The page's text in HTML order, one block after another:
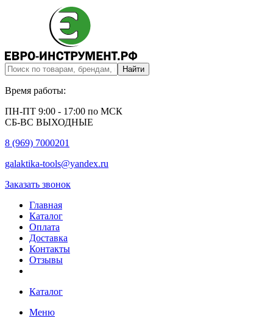
Время работы:
ПН-ПТ 9:00 - 17:00 по МСК
СБ-ВС ВЫХОДНЫЕ
8 (969) 7000201
galaktika-tools@yandex.ru
Заказать звонок
Главная
Каталог
Оплата
Доставка
Контакты
Отзывы
Каталог
Меню